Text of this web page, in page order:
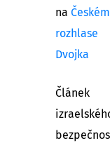
na Českém
rozhlase
Dvojka
Článek